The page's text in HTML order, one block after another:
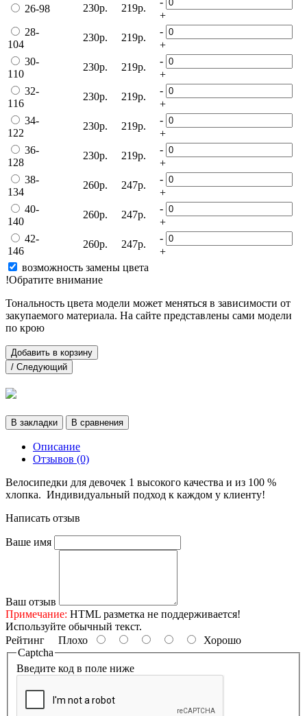
26-98 230р. 219р.
+
28-
104
230р. 219р.
-
+
30-
110
230р. 219р.
-
+
32-
116
230р. 219р.
-
+
34-
122
230р. 219р.
-
+
36-
128
230р. 219р.
-
+
38-
134
260р. 247р.
-
+
40-
140
260р. 247р.
-
+
42-
146
260р. 247р.
-
+
возможность замены цвета
!Обратите внимание
Тональность цвета модели может меняться в зависимости от
закупаемого материала. На сайте представлены сами модели
по крою
Добавить в корзину
/ Следующий
В закладки В сравнения
Описание
Отзывов (0)
Велосипедки для девочек 1 высокого качества и из 100 %
хлопка. Индивидуальный подход к каждом у клиенту!
Написать отзыв
Ваше имя
Ваш отзыв
Примечание: HTML разметка не поддерживается!
Используйте обычный текст.
Рейтинг Плохо
Хорошо
Captcha
Введите код в поле ниже